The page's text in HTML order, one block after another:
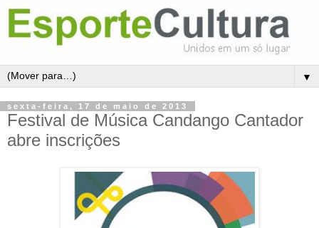
▼
sexta-feira, 17 de maio de 2013
Festival de Música Candango Cantador
abre inscrições